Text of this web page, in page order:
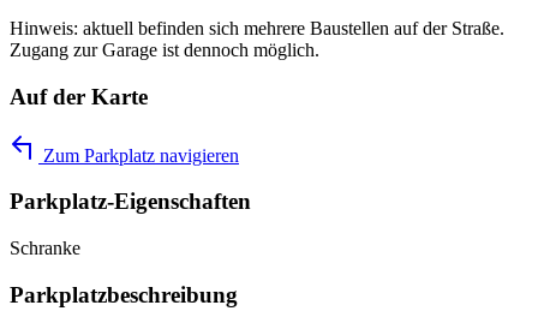
Hinweis: aktuell befinden sich mehrere Baustellen auf der Straße.
Zugang zur Garage ist dennoch möglich.
Auf der Karte
Zum Parkplatz navigieren
Parkplatz-Eigenschaften
Schranke
Parkplatzbeschreibung